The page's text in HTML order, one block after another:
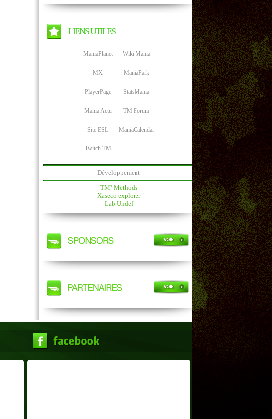
LIENS UTILES
ManiaPlanet Wiki Mania
MX ManiaPark
PlayerPage StatsMania
Mania Actu TM Forum
Site ESL ManiaCalendar
Twitch TM
Développement
TM² Methods
Xaseco explorer
Lab Undef